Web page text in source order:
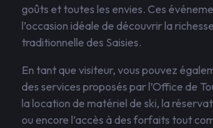
goûts et toutes les envies. Ces
l’occasion idéale de découvrir la
traditionnelle des Saisies.
En tant que visiteur, vous pouvez
des services proposés par l’Office de
la location de matériel de ski, la
ou encore l’accès à des forfaits tout